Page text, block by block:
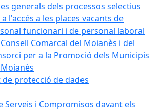
generals dels processos selectius
l'accés a les places vacants de
funcionari i de personal laboral
Comarcal del Moianès i del
per a la Promoció dels Municipis
de protecció de dades
Serveis i Compromisos davant els